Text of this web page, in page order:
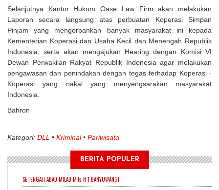
Selanjutnya Kantor Hukum Oase Law Firm akan melakukan
Laporan secara langsung atas perbuatan Koperasi Simpan
Pinjam yang mengorbankan banyak masyarakat ini kepada
Kementerian Koperasi dan Usaha Kecil dan Menengah Republik
Indonesia, serta akan mengajukan Hearing dengan Komisi VI
Dewan Perwakilan Rakyat Republik Indonesia agar melakukan
pengawasan dan penindakan dengan tegas terhadap Koperasi -
Koperasi yang nakal yang menyengsarakan masyarakat
Indonesia.
Bahron
Kategori: DLL Kriminal Pariwisata
BERITA POPULER
SETENGAH ABAD MILAD MTs N 1 BANYUWANGI